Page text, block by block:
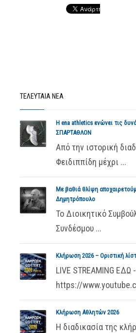
ΤΕΛΕΥΤΑΙΑ ΝΕΑ
Η ena athletics ενώνει τις
ΣΠΑΡΤΑΘΛΟΝ
Από την ιστορική
Φειδιππίδη μέχρι ...
Με βαθιά θλίψη
Δημητρόπουλο
Το Διοικητικό
Συνδέσμου ...
Κλήρωση 2026 – Οριστική
LIVE STREAMING ΕΔΩ
https://
Κλήρωση Αθλητών 2026
Η διαδικασία της